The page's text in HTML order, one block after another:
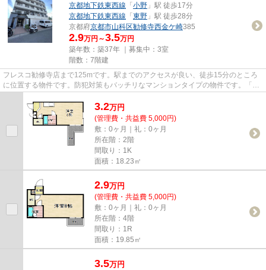
京都地下鉄東西線 「 小野 」駅 徒歩17分
京都地下鉄東西線 「 東野 」駅 徒歩28分
京都府京都市山科区勧修寺西金ケ崎385
2.9万円～3.5万円
築年数：築37年 ｜募集中： 3室
階数：7階建
フレスコ勧修寺店まで125mです。駅までのアクセスが良い、徒歩15分のところ
に位置する物件です。防犯対策もバッチリなマンションタイプの物件です。「プ
3.2万円
(管理費・共益費 5,000円)
敷：0ヶ月｜礼：0ヶ月
所在階：2階
間取り：1K
面積：18.23㎡
2.9万円
(管理費・共益費 5,000円)
敷：0ヶ月｜礼：0ヶ月
所在階：4階
間取り：1R
面積：19.85㎡
3.5万円